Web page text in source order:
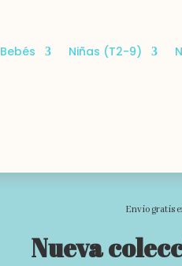
Bebés Niñas (T2-9)
Envio gratis
Nueva